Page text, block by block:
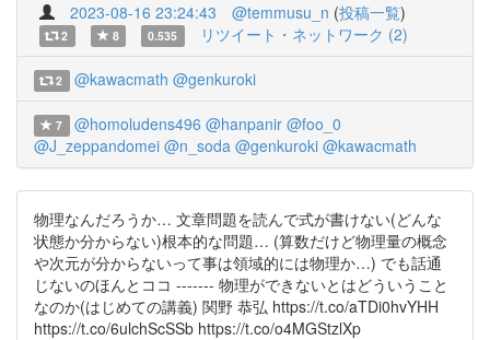
2023-08-16 23:24:43 @temmusu_n (投稿一覧)
2 8 0.535 リツイート・ネットワーク (2)
2 @kawacmath @genkuroki
7 @homoludens496 @hanpanir @foo_0
@J_zeppandomei @n_soda @genkuroki @kawacmath
物理なんだろうか… 文章問題を読んで式が書けない(どんな
状態か分からない)根本的な問題… (算数だけど物理量の概念
や次元が分からないって事は領域的には物理か…) でも話通
じないのほんとココ ------- 物理ができないとはどういうこと
なのか(はじめての講義) 関野 恭弘 https://t.co/aTDi0hvYHH
https://t.co/6ulchScSSb https://t.co/o4MGStzlXp